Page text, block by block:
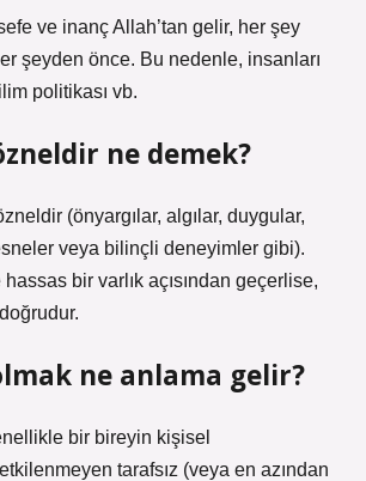
ve inanç Allah’tan gelir, her şey
şeyden önce. Bu nedenle, insanları
politikası vb.
ne demek?
(önyargılar, algılar, duygular,
veya bilinçli deneyimler gibi).
bir varlık açısından geçerlise,
ne anlama gelir?
bir bireyin kişisel
tarafsız (veya en azından